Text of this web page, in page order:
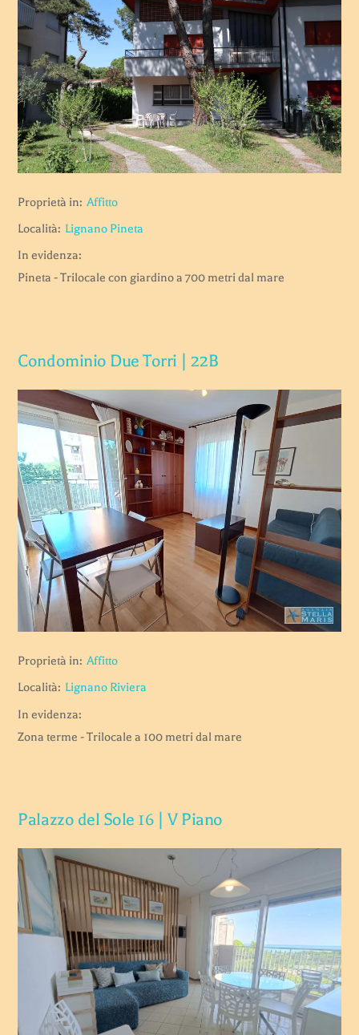
Proprietà in: Affitto
Località: Lignano Pineta
In evidenza:
Pineta - Trilocale con giardino a 700 metri dal mare
Condominio Due Torri | 22B
Proprietà in: Affitto
Località: Lignano Riviera
In evidenza:
Zona terme - Trilocale a 100 metri dal mare
Palazzo del Sole 16 | V Piano